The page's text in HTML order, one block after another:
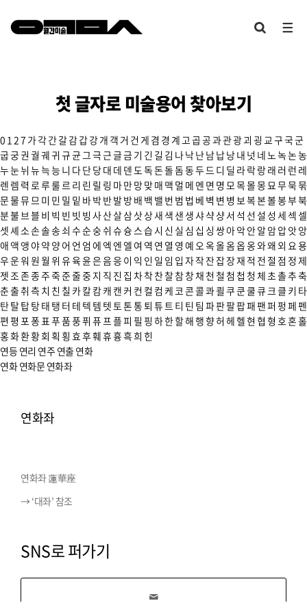
첫 글자로 미술용어 찾아보기
0 1 27 가각간갈감갑강개 객 거 건 게 겸 경 계 고 곱공과관광괴 굉 교 구국군
굽궁권 궐 궤귀 규균그극근글금기 긴 길 김 나낙난남납낭내 넛 네 노 녹논농
누눈뉘 뉴늑능 니 다단당대 데 덴 도 독돈돌돔동두 드 디 딜 라락랑래 러 런 레
렌 렘 력 로 루룰 르 리 린 릴 링 마만망맞매 맥 멀 메 멘 면 명 모 목몰몽 묘 무묵묶
문물뮤 므 미 민 밀 밑 바박반발방배 백 밸 번 범 법 베 벽 변 병 보 복본볼봉부북
분불 브 블 비 빅 빈 빗 빙 사산살삼삿상새 색 샌 생샤샥샹서 석 선 설 성 세 섹 셀
셋셰 소손솔송쇠 수순숭쉬 슈슝 스습 시 신 실 심 십 싱 쌍아악안알암압앗앙
애 액 앵 야약양어 언 엄 에 엑 엔 엘 여 역 연 열 영 예 오 옥올옴옵옹와왜 외 요 용
우운워 원 월 위 유육윤은음응 이 익 인 일 임 입 자작잔잡장재 적 전 절 점 정 제
젯 조존종주죽준줄중 지 직 진 집 차착찬찰참창채 천 철 첨 첩 청 체 초촐추축
춘출취 측 치 친 칠 카칼캄캐 캔 커 컨 컬 컴 케 코 콘콜콰쾰 쿠쿤쿨큐 크 클 키 타
탄탈탑탕태 탱 터 테 텍 템 텟 토 톤통퇴 튜 트 티 틴 팀 파판팔팝패팬퍼 펑 페펜
편 평 포 퐁 표 푸품풍퓌 퓨 프 플피 필 핑 하한할해행향허 헤헬현 협 형 호혼홀
홍화환황회 획 횡 효후훼휴흉흑희 힌
연등 연리 연주 연출 연화
연화 연화문 연화좌
연화좌
연화좌 蓮華座
→ ‘대좌’ 참조
SNS로 퍼가기